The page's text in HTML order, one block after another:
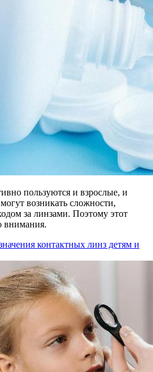
пользуются и взрослые, и
возникать сложности,
за линзами. Поэтому этот
внимания.
контактных линз детям и